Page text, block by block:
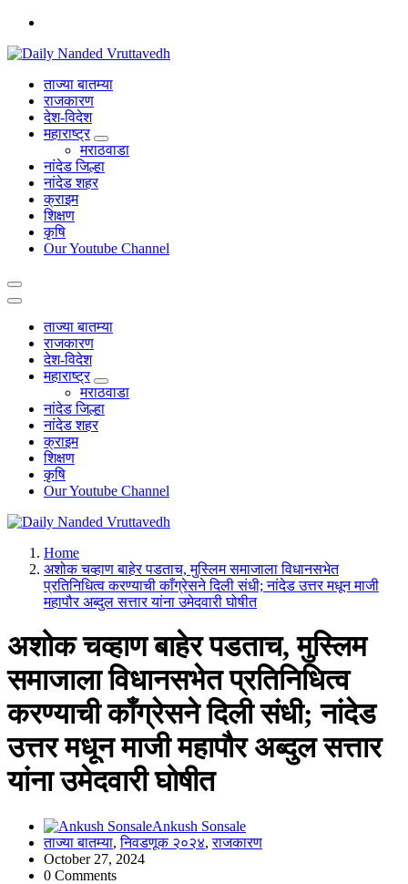
Skip
content
leading news portal of Nanded
ताज्या बातम्या
राजकारण
देश-विदेश
महाराष्ट्र
मराठवाडा
नांदेड जिल्हा
नांदेड शहर
क्राइम
शिक्षण
कृषि
Our Youtube Channel
ताज्या बातम्या
राजकारण
देश-विदेश
महाराष्ट्र
मराठवाडा
नांदेड जिल्हा
नांदेड शहर
क्राइम
शिक्षण
कृषि
Our Youtube Channel
leading news portal of Nanded
Home
अशोक चव्हाण बाहेर पडताच, मुस्लिम समाजाला विधानसभेत
प्रतिनिधित्व करण्याची काँग्रेसने दिली संधी; नांदेड उत्तर मधून माजी
महापौर अब्दुल सत्तार यांना उमेदवारी घोषीत
अशोक चव्हाण बाहेर पडताच, मुस्लिम
समाजाला विधानसभेत प्रतिनिधित्व
करण्याची काँग्रेसने दिली संधी; नांदेड
उत्तर मधून माजी महापौर अब्दुल सत्तार
यांना उमेदवारी घोषीत
Ankush Sonsale
ताज्या बातम्या,निवडणूक २०२४,राजकारण
October 27, 2024
0 Comments